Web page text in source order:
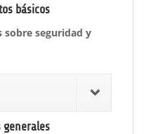
básicos
sobre seguridad y
generales